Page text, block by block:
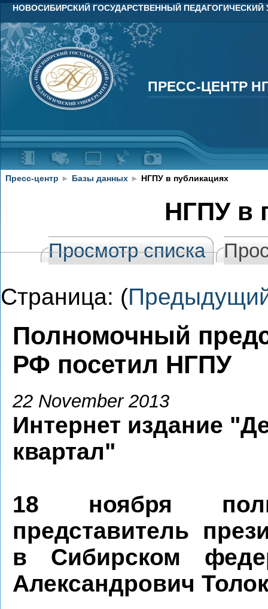
НОВОСИБИРСКИЙ ГОСУДАРСТВЕННЫЙ ПЕДАГОГИЧЕСКИЙ
ПРЕСС-ЦЕНТР
ПРЕСС-ЦЕНТР
Пресс-центр ► Базы данных ► НГПУ в публикациях
НГПУ в
Просмотр списка
Страница: (
Полномочный
РФ посетил НГПУ
22 November 2013
Интернет издание
квартал"
18 ноября
представитель
в Сибирском
Александрович